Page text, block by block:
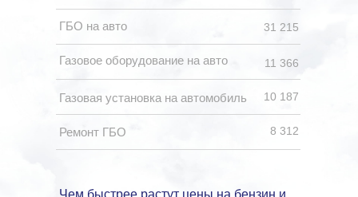
Чем быстрее растут цены на бензин и
Газовое оборудование на авто
ГБО на авто
Газовая установка на автомобиль
Ремонт ГБО
31 215
11 366
10 187
8 312